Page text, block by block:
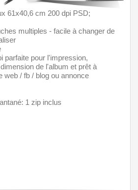
61x40,6 cm 200 dpi PSD;
multiples - facile à changer de
parfaite pour l'impression,
de l'album et prêt à
web / fb / blog ou annonce
1 zip inclus